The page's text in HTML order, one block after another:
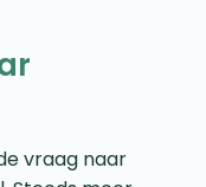
vraag naar